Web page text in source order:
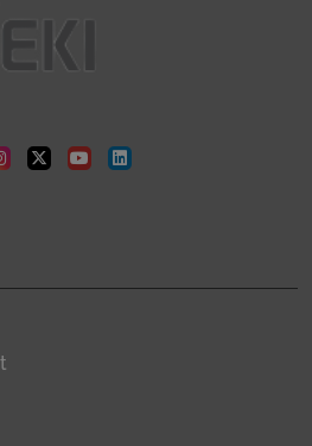
TwitterYoutubeLinkedin